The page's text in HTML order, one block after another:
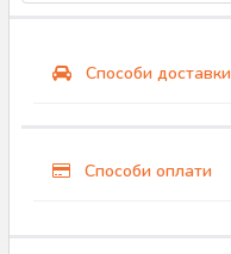
Способи доставки
Способи оплати